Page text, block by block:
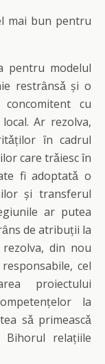
mai bun pentru
pentru modelul
restrȃnsǎ și o
cu
Ar rezolva,
ȋn cadrul
care trǎiesc ȋn
fi adoptatǎ o
și transferul
ar putea
de atribuții la
din nou
cel
proiectului
la
sǎ primeascǎ
Bihorul relațiile